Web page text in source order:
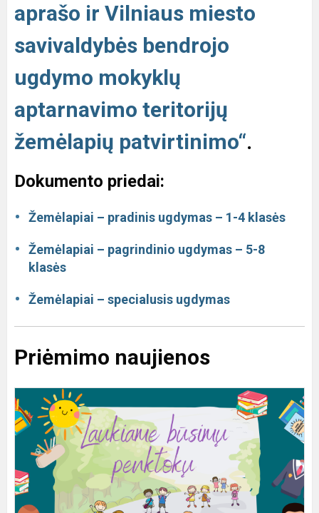
aprašo ir Vilniaus miesto
savivaldybės bendrojo
ugdymo mokyklų
aptarnavimo teritorijų
žemėlapių patvirtinimo“.
Dokumento priedai:
Žemėlapiai – pradinis ugdymas – 1-4 klasės
Žemėlapiai – pagrindinio ugdymas – 5-8
klasės
Žemėlapiai – specialusis ugdymas
Priėmimo naujienos